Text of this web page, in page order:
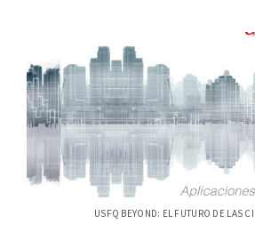
USFQ BEYOND: EL FUTURO DE LAS